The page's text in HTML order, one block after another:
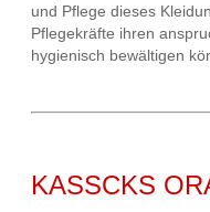
und Pflege dieses
Pflegekräfte ihren
hygienisch bewältigen
KASSCKS